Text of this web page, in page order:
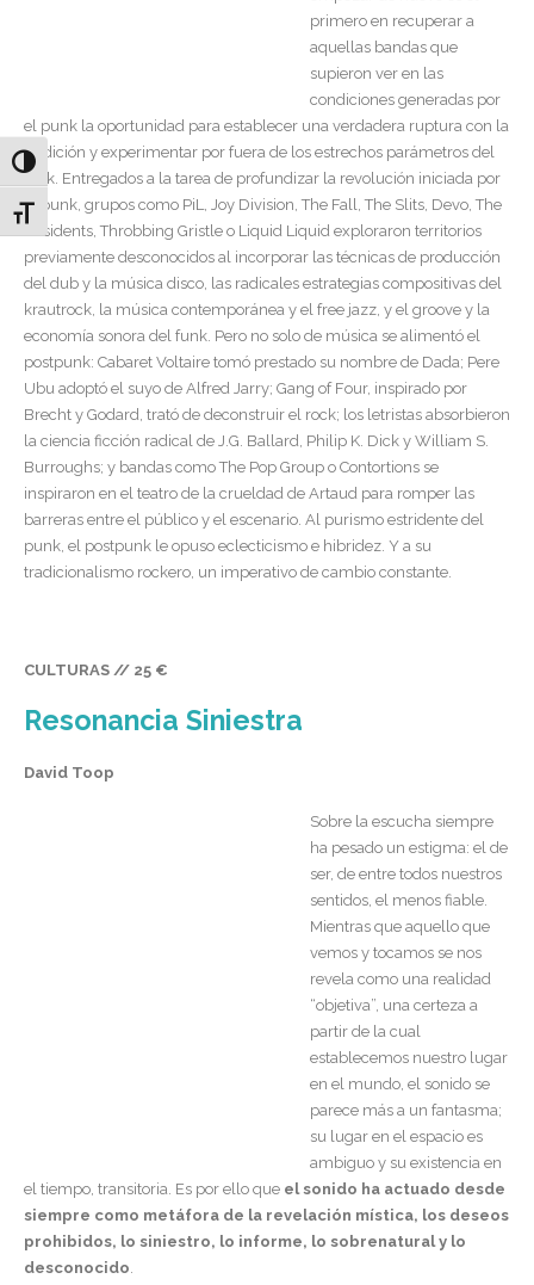
Alternar alto contraste
Alternar tamaño de letra
primero en recuperar a
aquellas bandas que
supieron ver en las
condiciones generadas por
el punk la oportunidad para establecer una verdadera ruptura con la
tradición y experimentar por fuera de los estrechos parámetros del
rock. Entregados a la tarea de profundizar la revolución iniciada por
el punk, grupos como PiL, Joy Division, The Fall, The Slits, Devo, The
Residents, Throbbing Gristle o Liquid Liquid exploraron territorios
previamente desconocidos al incorporar las técnicas de producción
del dub y la música disco, las radicales estrategias compositivas del
krautrock, la música contemporánea y el free jazz, y el groove y la
economía sonora del funk. Pero no solo de música se alimentó el
postpunk: Cabaret Voltaire tomó prestado su nombre de Dada; Pere
Ubu adoptó el suyo de Alfred Jarry; Gang of Four, inspirado por
Brecht y Godard, trató de deconstruir el rock; los letristas absorbieron
la ciencia ficción radical de J.G. Ballard, Philip K. Dick y William S.
Burroughs; y bandas como The Pop Group o Contortions se
inspiraron en el teatro de la crueldad de Artaud para romper las
barreras entre el público y el escenario. Al purismo estridente del
punk, el postpunk le opuso eclecticismo e hibridez. Y a su
tradicionalismo rockero, un imperativo de cambio constante.
CULTURAS // 25 €
Resonancia Siniestra
David Toop
Sobre la escucha siempre
ha pesado un estigma: el de
ser, de entre todos nuestros
sentidos, el menos fiable.
Mientras que aquello que
vemos y tocamos se nos
revela como una realidad
“objetiva”, una certeza a
partir de la cual
establecemos nuestro lugar
en el mundo, el sonido se
parece más a un fantasma;
su lugar en el espacio es
ambiguo y su existencia en
el tiempo, transitoria. Es por ello que el sonido ha actuado desde
siempre como metáfora de la revelación mística, los deseos
prohibidos, lo siniestro, lo informe, lo sobrenatural y lo
desconocido